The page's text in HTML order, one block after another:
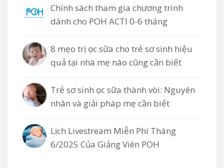
Chính sách tham gia chương trình
dành cho POH ACTI 0-6 tháng
8 mẹo trị ọc sữa cho trẻ sơ sinh hiệu
quả tại nhà mẹ nào cũng cần biết
Trẻ sơ sinh ọc sữa thành vòi: Nguyên
nhân và giải pháp mẹ cần biết
Lịch Livestream Miễn Phí Tháng
6/2025 Của Giảng Viên POH